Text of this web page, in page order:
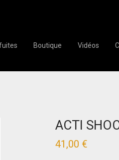
Boutique Vidéos
ACTI
41,00 €